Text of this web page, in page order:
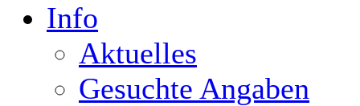
Info
Aktuelles
Gesuchte Angaben